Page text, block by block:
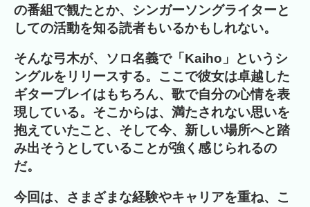
の番組で観たとか、シンガーソングライターと
しての活動を知る読者もいるかもしれない。
そんな弓木が、ソロ名義で「Kaiho」というシ
ングルをリリースする。ここで彼女は卓越した
ギタープレイはもちろん、歌で自分の心情を表
現している。そこからは、満たされない思いを
抱えていたこと、そして今、新しい場所へと踏
み出そうとしていることが強く感じられるの
だ。
今回は、さまざまな経験やキャリアを重ね、こ